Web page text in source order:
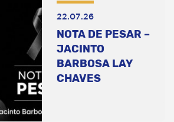
22.07.26
NOTA DE PESAR –
JACINTO
BARBOSA LAY
CHAVES